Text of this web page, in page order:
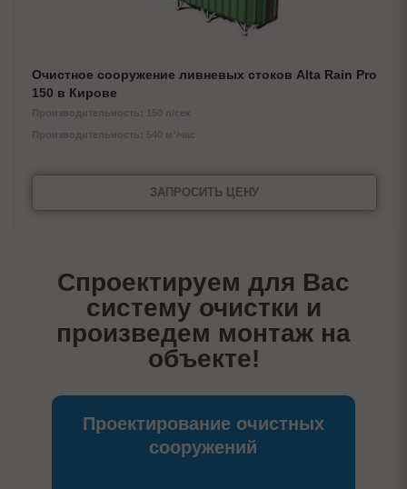
Очистное сооружение ливневых стоков Alta Rain Pro
150 в Кирове
Производительность: 150 л/сек
Производительность: 540 м³/час
ЗАПРОСИТЬ ЦЕНУ
Спроектируем для Вас
систему очистки и
произведем монтаж на
объекте!
Проектирование очистных
сооружений